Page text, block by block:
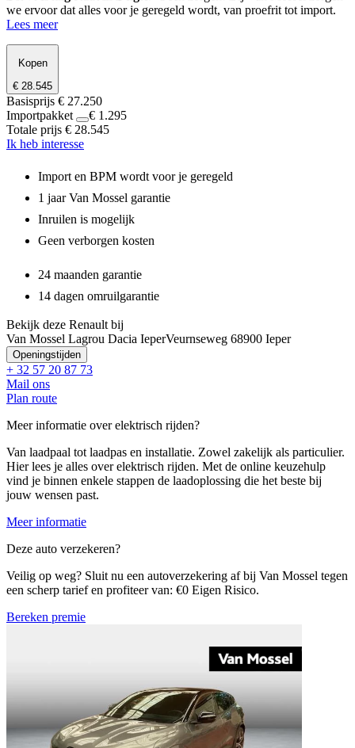
we ervoor dat alles voor je geregeld wordt, van proefrit tot import.
Lees meer
Kopen
€ 28.545
Basisprijs € 27.250
Importpakket
€ 1.295
Totale prijs € 28.545
Ik heb interesse
Import en BPM wordt voor je geregeld
1 jaar Van Mossel garantie
Inruilen is mogelijk
Geen verborgen kosten
24 maanden garantie
14 dagen omruilgarantie
Bekijk deze Renault bij
Van Mossel Lagrou Dacia IeperVeurnseweg 68900 Ieper
Openingstijden
+ 32 57 20 87 73
Mail ons
Plan route
Meer informatie over elektrisch rijden?
Van laadpaal tot laadpas en installatie. Zowel zakelijk als particulier.
Hier lees je alles over elektrisch rijden. Met de online keuzehulp
vind je binnen enkele stappen de laadoplossing die het beste bij
jouw wensen past.
Meer informatie
Deze auto verzekeren?
Veilig op weg? Sluit nu een autoverzekering af bij Van Mossel tegen
een scherp tarief en profiteer van: €0 Eigen Risico.
Bereken premie